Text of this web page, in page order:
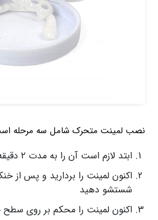
نصب لمینت متحرک شامل سه مرحله
ابتد لازم است آن را به مدت ۲ دقیقه در آب جوش قرار دهید
اکنون لمینت را بردارید و پس
شستشو دهید
اکنون لمینت را محکم بر روی